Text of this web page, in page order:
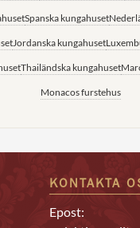
Spanska kungahuset
Jordanska kungahuset
Thailändska kungahuset
Monacos furstehus
KONTAKTA
Epost: